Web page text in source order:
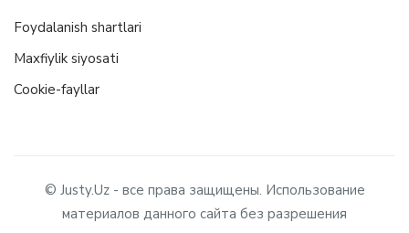
Foydalanish shartlari
Maxfiylik siyosati
Cookie-fayllar
© Justy.Uz - все права защищены. Использование
материалов данного сайта без разрешения